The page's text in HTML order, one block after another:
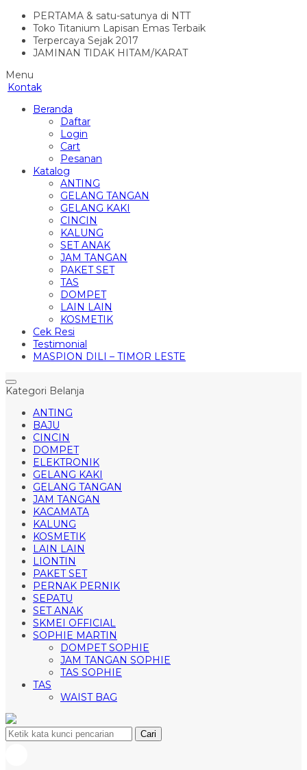
PERTAMA & satu-satunya di NTT
Toko Titanium Lapisan Emas Terbaik
Terpercaya Sejak 2017
JAMINAN TIDAK HITAM/KARAT
Menu
Kontak
Beranda
Daftar
Login
Cart
Pesanan
Katalog
ANTING
GELANG TANGAN
GELANG KAKI
CINCIN
KALUNG
SET ANAK
JAM TANGAN
PAKET SET
TAS
DOMPET
LAIN LAIN
KOSMETIK
Cek Resi
Testimonial
MASPION DILI – TIMOR LESTE
Kategori Belanja
ANTING
BAJU
CINCIN
DOMPET
ELEKTRONIK
GELANG KAKI
GELANG TANGAN
JAM TANGAN
KACAMATA
KALUNG
KOSMETIK
LAIN LAIN
LIONTIN
PAKET SET
PERNAK PERNIK
SEPATU
SET ANAK
SKMEI OFFICIAL
SOPHIE MARTIN
DOMPET SOPHIE
JAM TANGAN SOPHIE
TAS SOPHIE
TAS
WAIST BAG
Cari